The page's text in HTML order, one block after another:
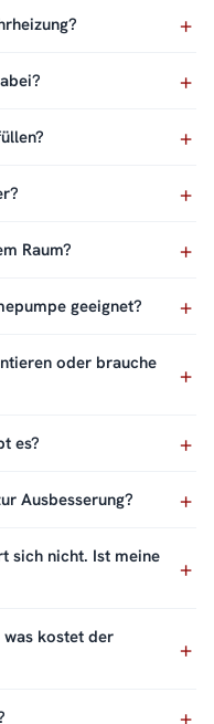
Raum?
geeignet?
oder brauche
es?
Ausbesserung?
sich nicht. Ist meine
kostet der